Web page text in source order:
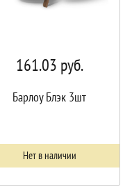
161.03 руб.
Барлоу Блэк 3шт
Нет в наличии